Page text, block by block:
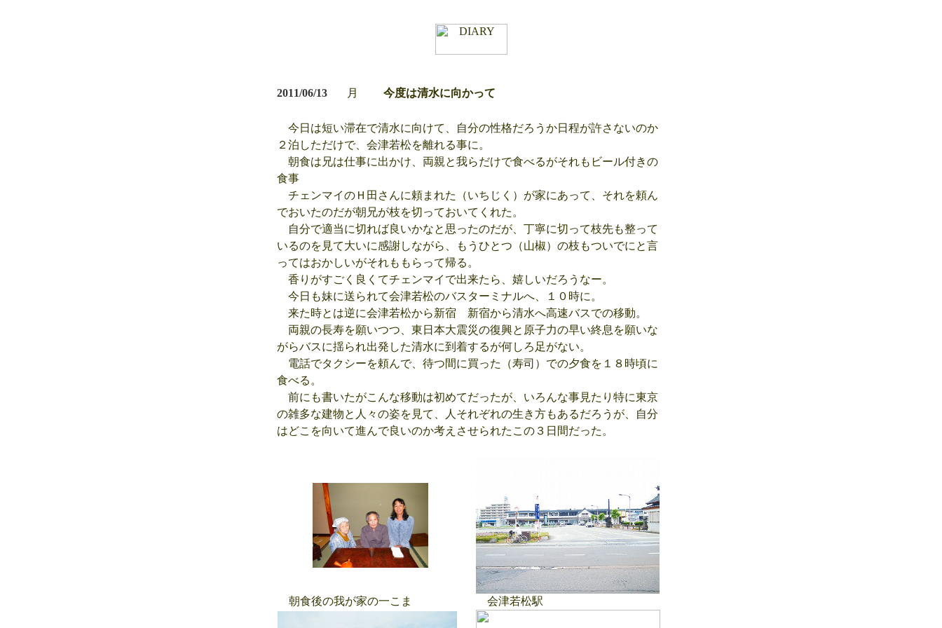
2011/06/13 月 今度は清水に向かって
今日は短い滞在で清水に向けて、自分の性格だろうか日程が許さないのか
２泊しただけで、会津若松を離れる事に。
朝食は兄は仕事に出かけ、両親と我らだけで食べるがそれもビール付きの
食事
チェンマイのＨ田さんに頼まれた（いちじく）が家にあって、それを頼ん
でおいたのだが朝兄が枝を切っておいてくれた。
自分で適当に切れば良いかなと思ったのだが、丁寧に切って枝先も整って
いるのを見て大いに感謝しながら、もうひとつ（山椒）の枝もついでにと言
ってはおかしいがそれももらって帰る。
香りがすごく良くてチェンマイで出来たら、嬉しいだろうなー。
今日も妹に送られて会津若松のバスターミナルへ、１０時に。
来た時とは逆に会津若松から新宿 新宿から清水へ高速バスでの移動。
両親の長寿を願いつつ、東日本大震災の復興と原子力の早い終息を願いな
がらバスに揺られ出発した清水に到着するが何しろ足がない。
電話でタクシーを頼んで、待つ間に買った（寿司）での夕食を１８時頃に
食べる。
前にも書いたがこんな移動は初めてだったが、いろんな事見たり特に東京
の雑多な建物と人々の姿を見て、人それぞれの生き方もあるだろうが、自分
はどこを向いて進んで良いのか考えさせられたこの３日間だった。
朝食後の我が家の一こま 会津若松駅